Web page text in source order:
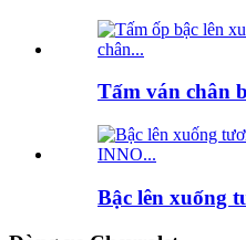
Tấm ván chân
Bậc lên xuống